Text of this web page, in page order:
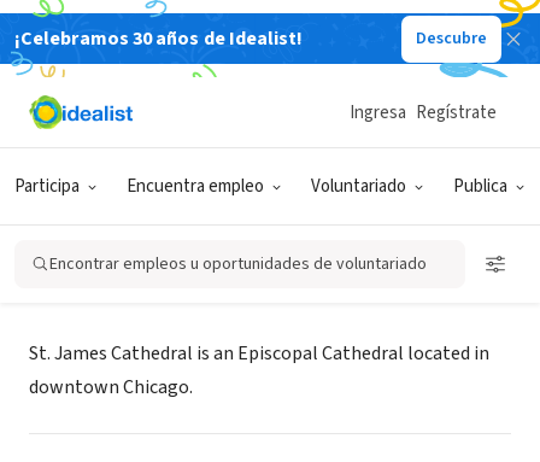
¡Celebramos 30 años de Idealist! Descubre
Participa Encuentra empleo Voluntariado Publica
Ingresa Regístrate
Encontrar empleos u oportunidades de voluntariado
St. James Cathedral, Chicago
Chicago, IL www.saintjamescathedral.org
St. James Cathedral is an Episcopal Cathedral located in
downtown Chicago.